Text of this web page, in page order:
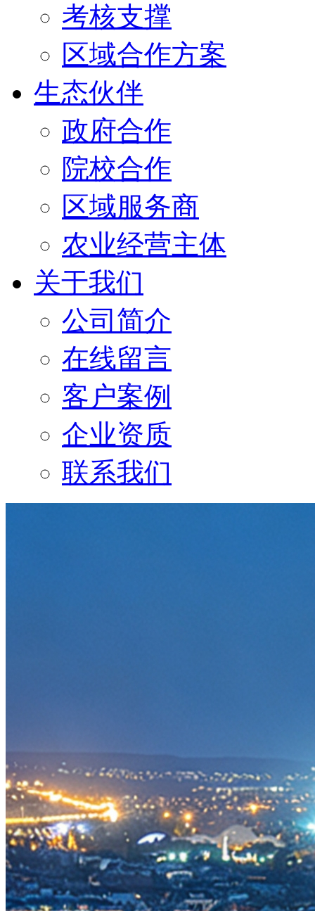
考核支撑
区域合作方案
生态伙伴
政府合作
院校合作
区域服务商
农业经营主体
关于我们
公司简介
在线留言
客户案例
企业资质
联系我们